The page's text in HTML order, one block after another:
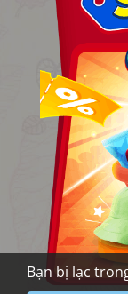
Bạn bị lạc